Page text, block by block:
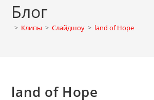
Блог
> Клипы > Слайдшоу > land of Hope
land of Hope